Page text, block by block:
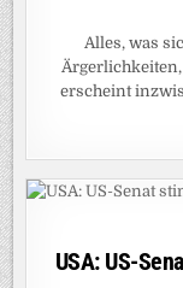
Alles, was
erscheint
USA: US-